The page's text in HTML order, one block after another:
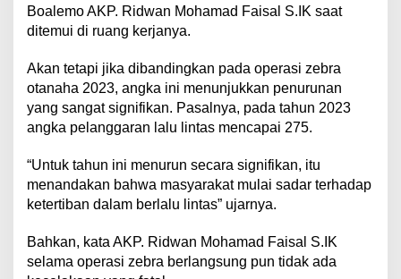
Boalemo AKP. Ridwan Mohamad Faisal S.IK saat
ditemui di ruang kerjanya.
Akan tetapi jika dibandingkan pada operasi zebra
otanaha 2023, angka ini menunjukkan penurunan
yang sangat signifikan. Pasalnya, pada tahun 2023
angka pelanggaran lalu lintas mencapai 275.
“Untuk tahun ini menurun secara signifikan, itu
menandakan bahwa masyarakat mulai sadar terhadap
ketertiban dalam berlalu lintas” ujarnya.
Bahkan, kata AKP. Ridwan Mohamad Faisal S.IK
selama operasi zebra berlangsung pun tidak ada